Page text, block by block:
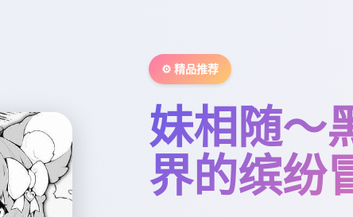
⚙️ 精品推荐
妹相随～
界的缤纷